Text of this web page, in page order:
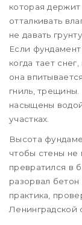
которая
отталкивать
не давать
Если
когда тает
она
гниль,
насыщены
участках.
Высота
чтобы стены не
превратился в
разорвал
практика,
Ленинградской